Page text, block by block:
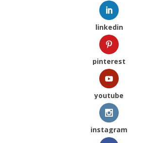
linkedin
pinterest
youtube
instagram